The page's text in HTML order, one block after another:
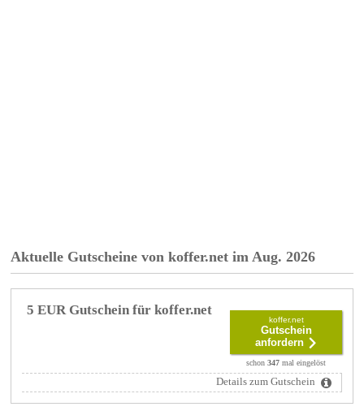
Aktuelle Gutscheine von koffer.net im Aug. 2026
5 EUR Gutschein für koffer.net
koffer.net
Gutschein
anfordern
schon347 mal eingelöst
Details zum Gutschein